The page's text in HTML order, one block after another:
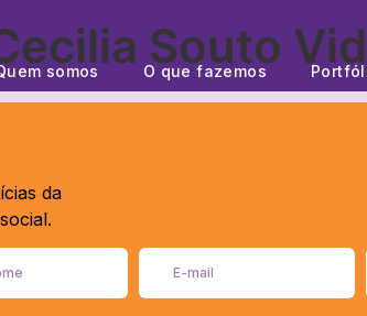
somos O que fazemos
Souto
da